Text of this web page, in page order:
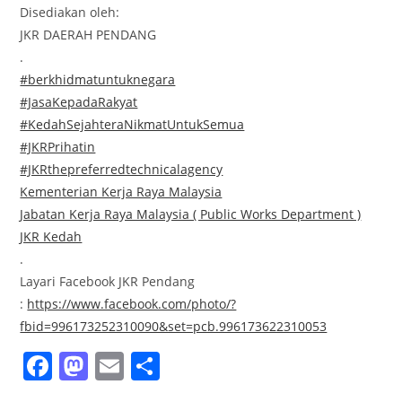
Disediakan oleh:
JKR DAERAH PENDANG
.
#berkhidmatuntuknegara
#JasaKepadaRakyat
#KedahSejahteraNikmatUntukSemua
#JKRPrihatin
#JKRthepreferredtechnicalagency
Kementerian Kerja Raya Malaysia
Jabatan Kerja Raya Malaysia ( Public Works Department )
JKR Kedah
.
Layari Facebook JKR Pendang
: https://www.facebook.com/photo/?
fbid=996173252310090&set=pcb.996173622310053
F M E